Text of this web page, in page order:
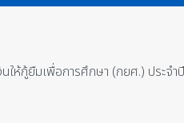
กู้ยืมเพื่อการศึกษา (กยศ.) ประจ